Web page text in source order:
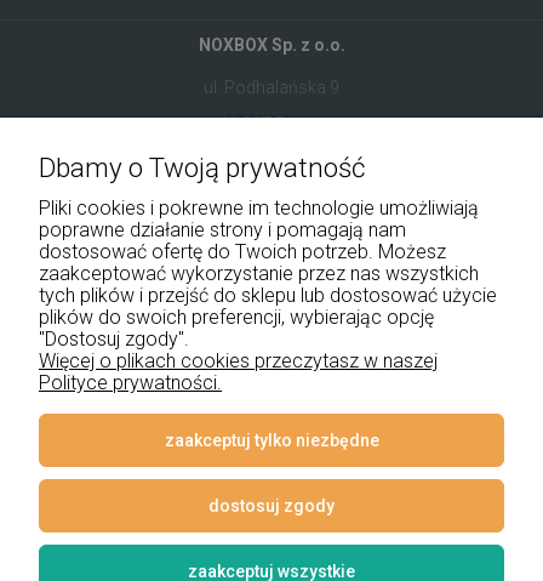
NOXBOX Sp. z o.o.
ul. Podhalańska 9
41-907 Bytom
+48 534 555 344
sklep@noxbox.pl
Pomoc
Płatności i dostawa
Informacje
Dbamy o Twoją prywatność
Pliki cookies i pokrewne im technologie umożliwiają
poprawne działanie strony i pomagają nam
dostosować ofertę do Twoich potrzeb. Możesz
zaakceptować wykorzystanie przez nas wszystkich
tych plików i przejść do sklepu lub dostosować użycie
plików do swoich preferencji, wybierając opcję
"Dostosuj zgody".
Więcej o plikach cookies przeczytasz w naszej
Polityce prywatności.
zaakceptuj tylko niezbędne
dostosuj zgody
zaakceptuj wszystkie